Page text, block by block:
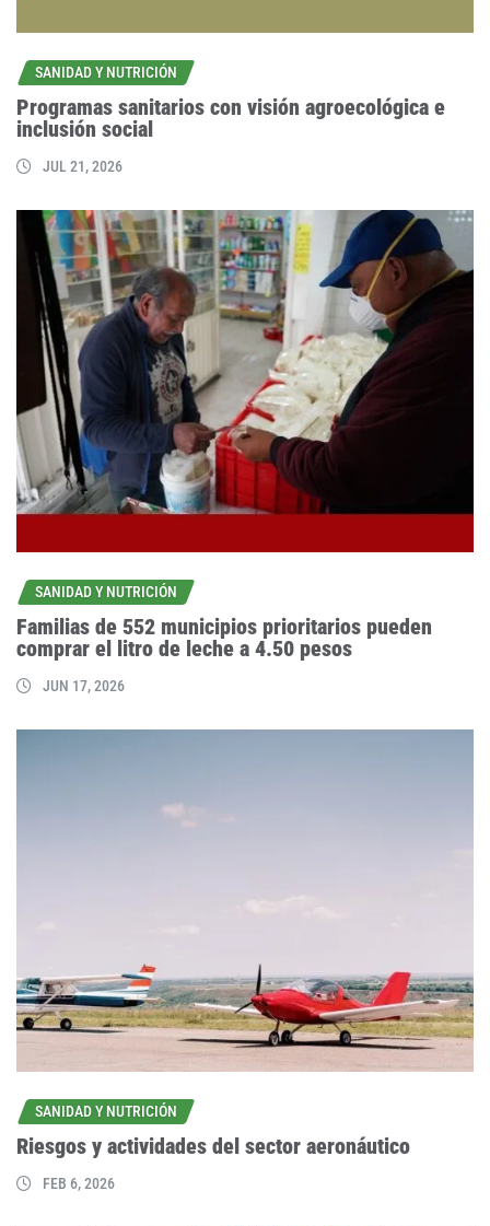
SANIDAD Y NUTRICIÓN
Programas sanitarios con visión agroecológica e
inclusión social
JUL 21, 2026
SANIDAD Y NUTRICIÓN
Familias de 552 municipios prioritarios pueden
comprar el litro de leche a 4.50 pesos
JUN 17, 2026
SANIDAD Y NUTRICIÓN
Riesgos y actividades del sector aeronáutico
FEB 6, 2026